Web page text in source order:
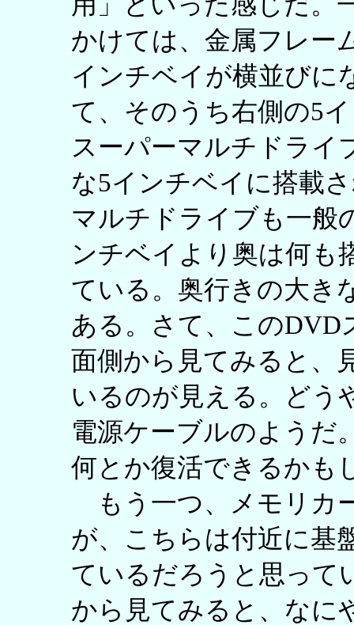
かけては、金属フレー
インチベイが横並びに
て、そのうち右側の5
スーパーマルチドライ
な5インチベイに搭載
マルチドライブも一般
ンチベイより奥は何も
ている。奥行きの大き
ある。さて、このDVD
面側から見てみると、
いるのが見える。どう
電源ケーブルのようだ
何とか復活できるかも
もう一つ、メモリカ
が、こちらは付近に基
ているだろうと思って
から見てみると、なに